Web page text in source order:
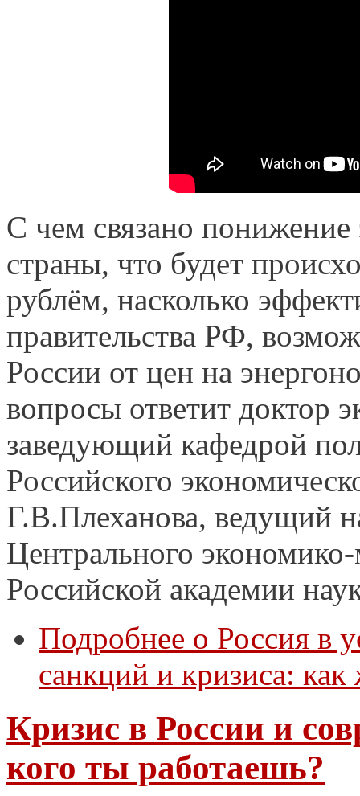
С чем связано
страны, что будет
рублём, насколько
правительства РФ,
России от цен на
вопросы ответит доктор
заведующий кафедрой
Российского
Г.В.Плеханова, ведущий
Центрального
Российской академии
Подробнее о Россия в
санкций и кризиса:
Кризис в России и
кого ты работаешь?